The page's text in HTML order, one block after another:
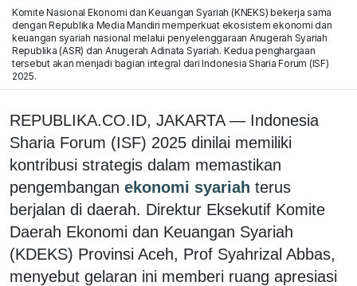
Komite Nasional Ekonomi dan Keuangan Syariah (KNEKS) bekerja sama
dengan Republika Media Mandiri memperkuat ekosistem ekonomi dan
keuangan syariah nasional melalui penyelenggaraan Anugerah Syariah
Republika (ASR) dan Anugerah Adinata Syariah. Kedua penghargaan
tersebut akan menjadi bagian integral dari Indonesia Sharia Forum (ISF)
2025.
REPUBLIKA.CO.ID, JAKARTA — Indonesia
Sharia Forum (ISF) 2025 dinilai memiliki
kontribusi strategis dalam memastikan
pengembangan ekonomi syariah terus
berjalan di daerah. Direktur Eksekutif Komite
Daerah Ekonomi dan Keuangan Syariah
(KDEKS) Provinsi Aceh, Prof Syahrizal Abbas,
menyebut gelaran ini memberi ruang apresiasi